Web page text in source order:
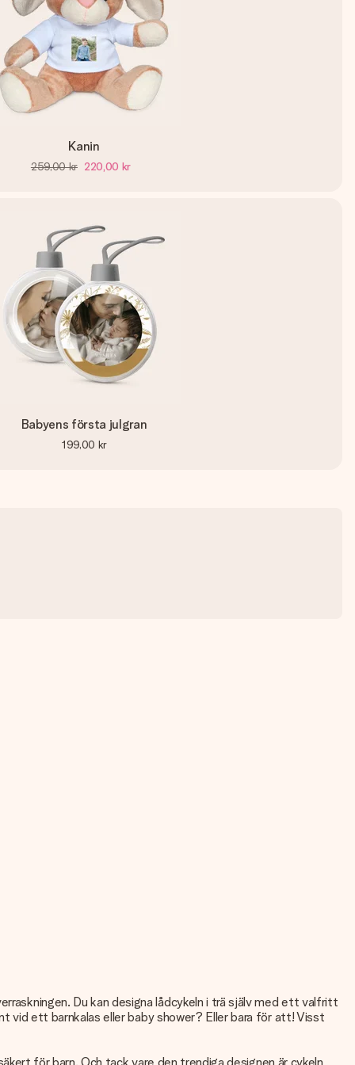
Kanin
259,00 kr 220,00 kr
Babyens första julgran
199,00 kr
Du kan designa lådcykeln i trä själv med ett valfritt
vid ett barnkalas eller baby shower? Eller bara för att! Visst